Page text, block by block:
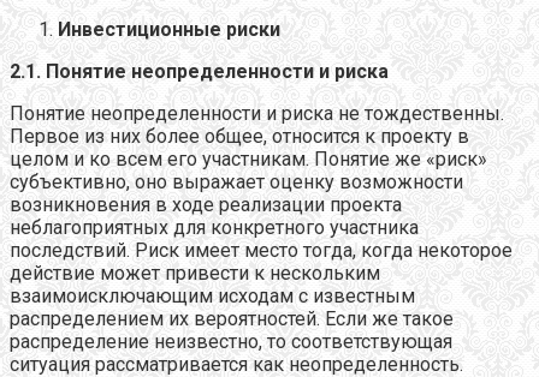
Инвестиционные риски
2.1. Понятие неопределенности и риска
Понятие неопределенности и риска не тождественны.
Первое из них более общее, относится к проекту в
целом и ко всем его участникам. Понятие же «риск»
субъективно, оно выражает оценку возможности
возникновения в ходе реализации проекта
неблагоприятных для конкретного участника
последствий. Риск имеет место тогда, когда некоторое
действие может привести к нескольким
взаимоисключающим исходам с известным
распределением их вероятностей. Если же такое
распределение неизвестно, то соответствующая
ситуация рассматривается как неопределенность.